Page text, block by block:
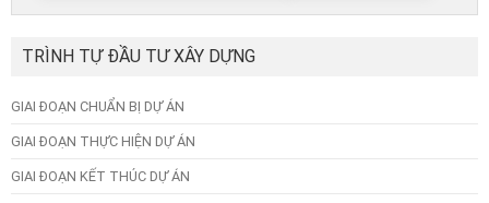
TRÌNH TỰ ĐẦU TƯ XÂY DỰNG
GIAI ĐOẠN CHUẨN BỊ DỰ ÁN
GIAI ĐOẠN THỰC HIỆN DỰ ÁN
GIAI ĐOẠN KẾT THÚC DỰ ÁN